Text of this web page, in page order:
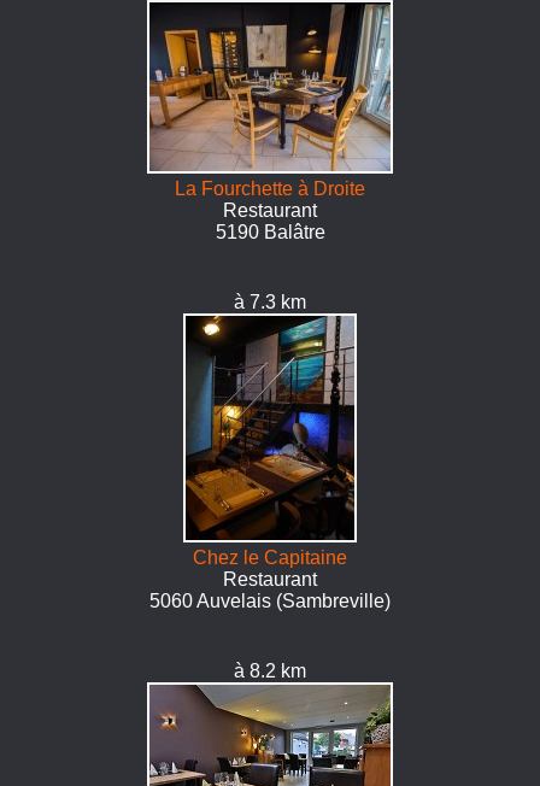
La Fourchette à Droite
Restaurant
5190 Balâtre
à 7.3 km
Chez le Capitaine
Restaurant
5060 Auvelais (Sambreville)
à 8.2 km